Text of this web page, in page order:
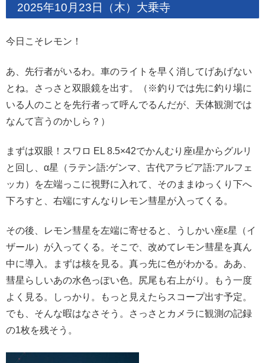
2025年10月23日（木）大乗寺
今日こそレモン！
あ、先行者がいるわ。車のライトを早く消してげあげない
とね。さっさと双眼鏡を出す。（※釣りでは先に釣り場に
いる人のことを先行者って呼んでるんだが、天体観測では
なんて言うのかしら？）
まずは双眼！スワロ EL 8.5×42でかんむり座ι星からグルリ
と回し、α星（ラテン語:ゲンマ、古代アラビア語:アルフェ
ッカ）を左端っこに視野に入れて、そのままゆっくり下へ
下ろすと、右端にすんなりレモン彗星が入ってくる。
その後、レモン彗星を左端に寄せると、うしかい座ε星（イ
ザール）が入ってくる。そこで、改めてレモン彗星を真ん
中に導入。まずは核を見る。真っ先に色がわかる。ああ、
彗星らしいあの水色っぽい色。尻尾も右上がり。もう一度
よく見る。しっかり。もっと見えたらスコープ出す予定。
でも、そんな暇はなさそう。さっさとカメラに観測の記録
の1枚を残そう。